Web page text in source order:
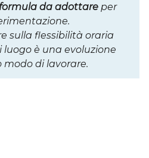
da adottare per
sulla flessibilità oraria
è una evoluzione
di lavorare.